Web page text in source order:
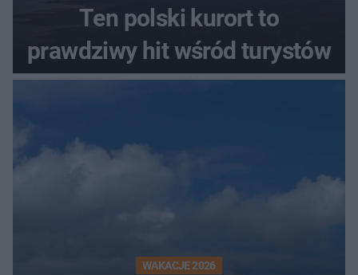
Ten polski kurort to
prawdziwy hit wśród turystów
WAKACJE 2026